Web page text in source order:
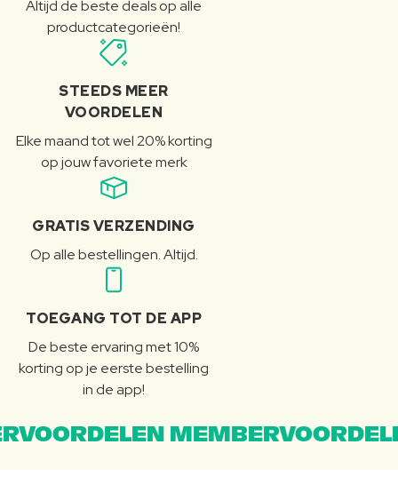
Altijd de beste deals op alle
productcategorieën!
STEEDS MEER
VOORDELEN
Elke maand tot wel 20% korting
op jouw favoriete merk
GRATIS VERZENDING
Op alle bestellingen. Altijd.
TOEGANG TOT DE APP
De beste ervaring met 10%
korting op je eerste bestelling
in de app!